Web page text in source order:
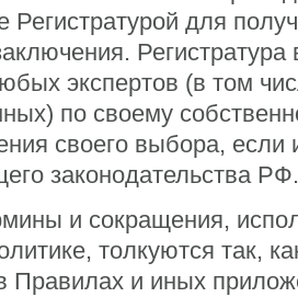
Регистратурой для
Регистратура
экспертов (в том
по своему
своего выбора, если
законодательства РФ.
и сокращения,
толкуются так,
Правилах и иных